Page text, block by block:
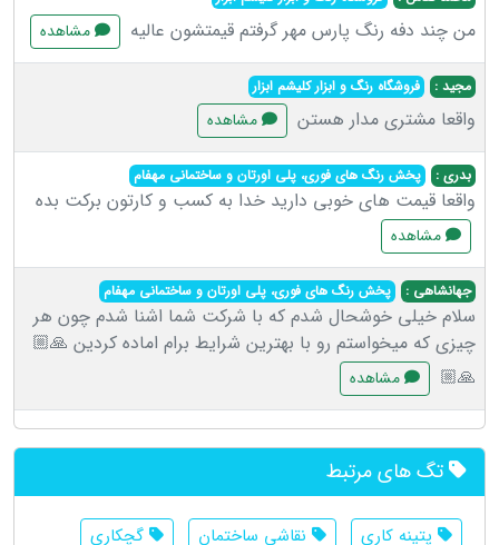
من چند دفه رنگ پارس مهر گرفتم قیمتشون عالیه مشاهده
مجید : فروشگاه رنگ و ابزار کلیشم ابزار
واقعا مشتری مدار هستن مشاهده
بدری : پخش رنگ های فوری، پلی اورتان و ساختمانی مهفام
واقعا قیمت های خوبی دارید خدا به کسب و کارتون برکت بده
مشاهده
جهانشاهی : پخش رنگ های فوری، پلی اورتان و ساختمانی مهفام
سلام خیلی خوشحال شدم که با شرکت شما اشنا شدم چون هر
چیزی که میخواستم رو با بهترین شرایط برام اماده کردین 🙏🏼
🙏🏼
مشاهده
تگ های مرتبط
پتینه کاری نقاشی ساختمان
گچکاری